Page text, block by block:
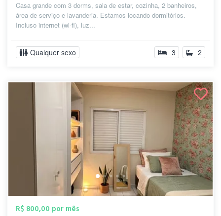
Casa grande com 3 dorms, sala de estar, cozinha, 2 banheiros,
área de serviço e lavanderia. Estamos locando dormitórios.
Incluso internet (wi-fi), luz...
Qualquer sexo 3 2
R$ 800,00 por mês